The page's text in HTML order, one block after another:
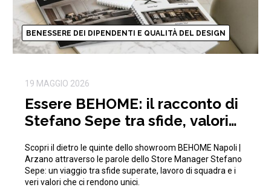
BENESSERE DEI DIPENDENTI E QUALITÀ DEL DESIGN
19 MAGGIO 2026
Essere BEHOME: il racconto di
Stefano Sepe tra sfide, valori
Scopri il dietro le quinte dello showroom BEHOME Napoli |
Arzano attraverso le parole dello Store Manager Stefano
Sepe: un viaggio tra sfide superate, lavoro di squadra e i
veri valori che ci rendono unici.